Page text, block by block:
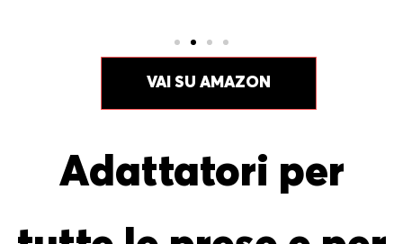
VAI SU AMAZON
Adattatori per